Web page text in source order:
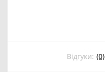
Відгуки: (0)